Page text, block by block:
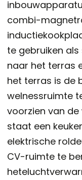
combi-
te gebruiken
naar het terras
het terras is de
welnessruimte
voorzien van
staat een
elektrische
CV-ruimte te